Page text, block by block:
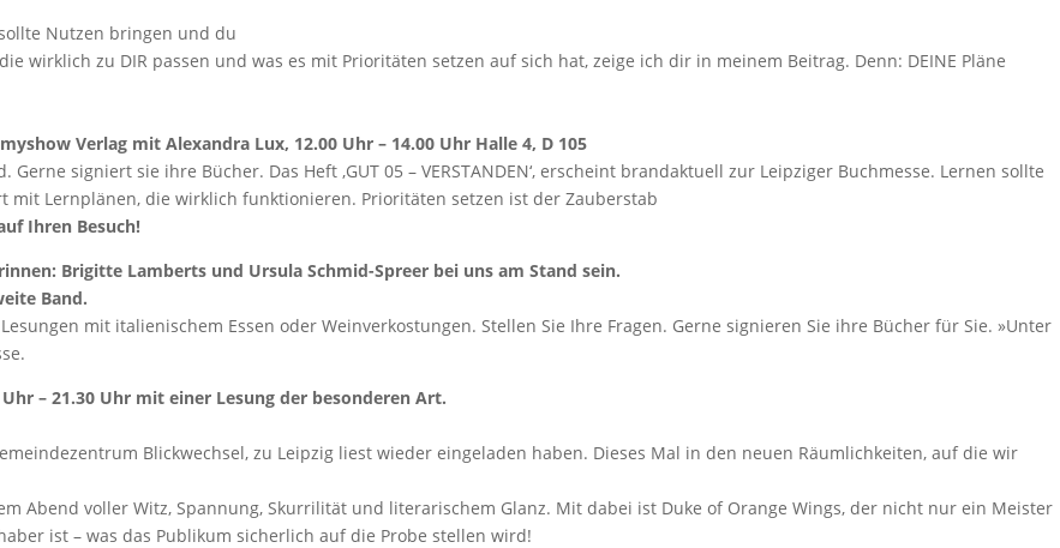
Nutzen bringen und du
wirklich zu DIR passen und was es mit Prioritäten setzen auf sich hat, zeige ich dir in meinem Beitrag. Denn: DEINE Pläne
Verlag mit Alexandra Lux, 12.00 Uhr – 14.00 Uhr Halle 4, D 105
signiert sie ihre Bücher. Das Heft ‚GUT 05 – VERSTANDEN‘, erscheint brandaktuell zur Leipziger Buchmesse. Lernen sollte
Lernplänen, die wirklich funktionieren. Prioritäten setzen ist der Zauberstab
Ihren Besuch!
Brigitte Lamberts und Ursula Schmid-Spreer bei uns am Stand sein.
Band.
mit italienischem Essen oder Weinverkostungen. Stellen Sie Ihre Fragen. Gerne signieren Sie ihre Bücher für Sie. »Unter
– 21.30 Uhr mit einer Lesung der besonderen Art.
Blickwechsel, zu Leipzig liest wieder eingeladen haben. Dieses Mal in den neuen Räumlichkeiten, auf die wir
Abend voller Witz, Spannung, Skurrilität und literarischem Glanz. Mit dabei ist Duke of Orange Wings, der nicht nur ein Meister
ist – was das Publikum sicherlich auf die Probe stellen wird!